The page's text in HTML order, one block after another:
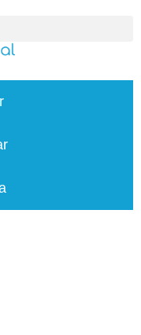
EN
para ti, tu